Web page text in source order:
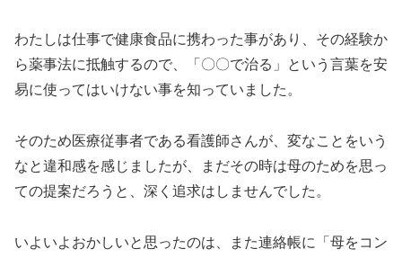
わたしは仕事で健康食品に携わった事があり、その経験か
ら薬事法に抵触するので、「〇〇で治る」という言葉を安
易に使ってはいけない事を知っていました。
そのため医療従事者である看護師さんが、変なことをいう
なと違和感を感じましたが、まだその時は母のためを思っ
ての提案だろうと、深く追求はしませんでした。
いよいよおかしいと思ったのは、また連絡帳に「母をコン